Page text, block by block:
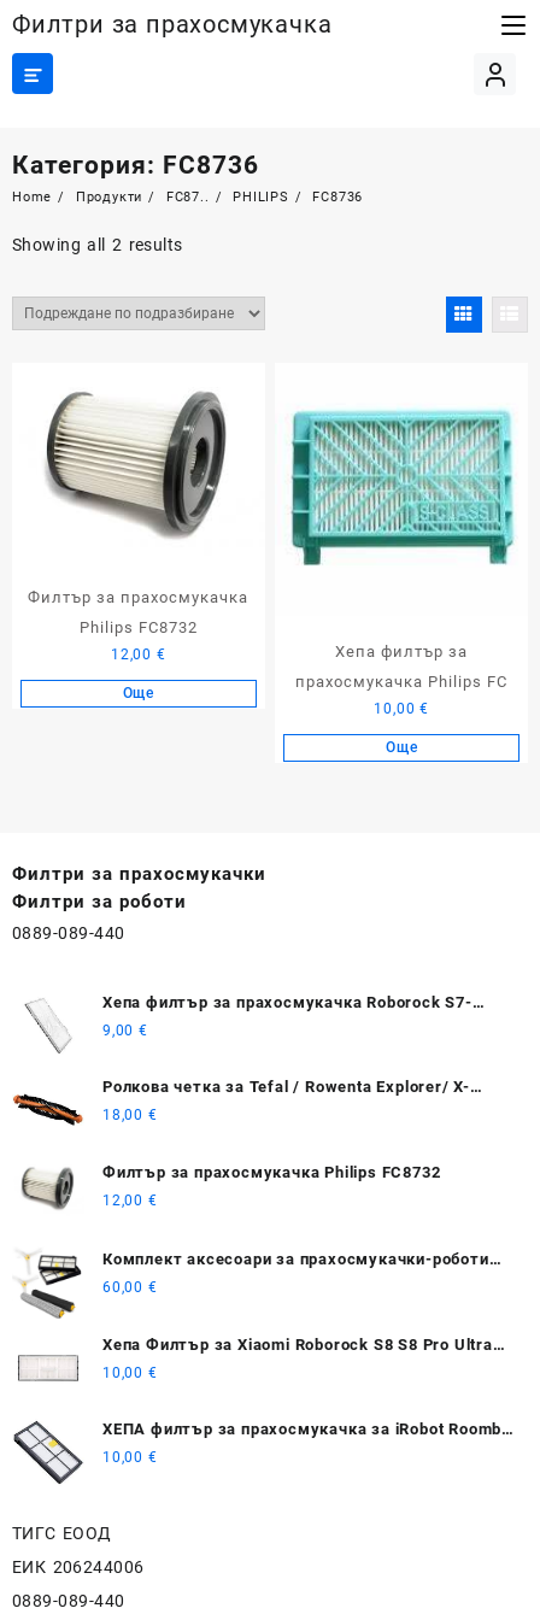
Skip
content
Филтри за прахосмукачка
Категория: FC8736
Home Продукти FC87.. PHILIPS FC8736
Showing all 2 results
Филтър за прахосмукачка
Philips FC8732
12,00 €
Още
Хепа филтър за
прахосмукачка Philips FC
10,00€
Още
Филтри за прахосмукачки
Филтри за роботи
0889-089-440
Хепа филтър за прахосмукачка Roborock S7-
серия
9,00 €
Ролкова четка за Tefal / Rowenta Explorer/ X-
plorer 20 40 50
18,00 €
Филтър за прахосмукачка Philips FC8732
12,00 €
Комплект аксесоари за прахосмукачки-роботи
iRobot Roomba 800, 900.
60,00 €
Хепа Филтър за Xiaomi Roborock S8 S8 Pro Ultra
S8+
10,00 €
ХЕПА филтър за прахосмукачка за iRobot Roomba
800/900
10,00 €
ТИГС ЕООД
ЕИК 206244006
0889-089-440